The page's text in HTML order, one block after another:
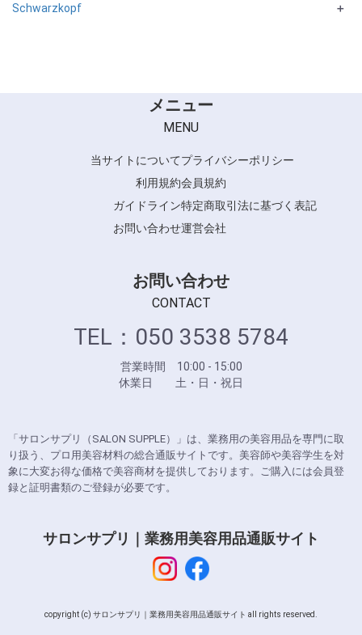
CARETECT HB シリーズ
Schwarzkopf
＋
メニュー
MENU
当サイトについてプライバシーポリシー
利用規約会員規約
ガイドライン特定商取引法に基づく表記
お問い合わせ運営会社
お問い合わせ
CONTACT
TEL：050 3538 5784
営業時間 10:00 - 15:00
休業日 土・日・祝日
「サロンサプリ（SALON SUPPLE）」は、業務用の美容用品を専門に取
り扱う、プロ用美容材料の総合通販サイトです。美容師や美容学生を対
象に大変お得な価格で美容商材を提供しております。ご購入には会員登
録と証明書類のご登録が必要です。
サロンサプリ｜業務用美容用品通販サイト
copyright (c) サロンサプリ｜業務用美容用品通販サイト all rights reserved.